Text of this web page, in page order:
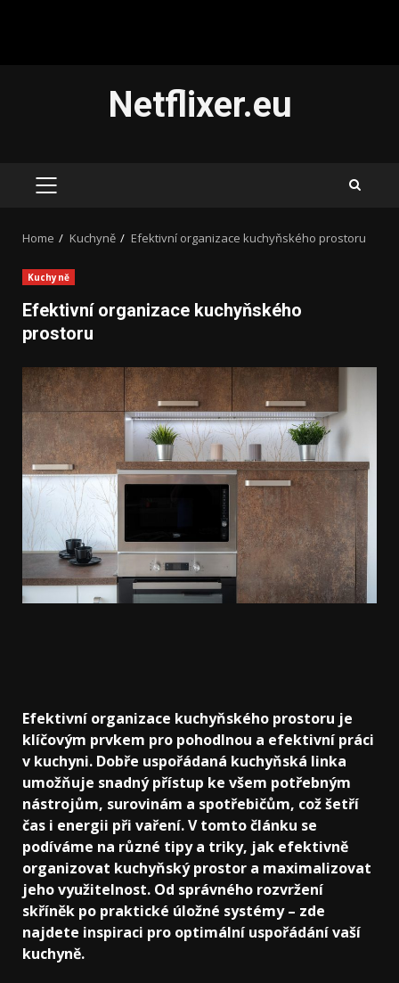
Netflixer.eu
PRIMARY
Home Kuchyně Efektivní organizace kuchyňského prostoru
Kuchyně
Efektivní organizace kuchyňského
prostoru
Efektivní organizace kuchyňského prostoru je
klíčovým prvkem pro pohodlnou a efektivní práci
v kuchyni. Dobře uspořádaná kuchyňská linka
umožňuje snadný přístup ke všem potřebným
nástrojům, surovinám a spotřebičům, což šetří
čas i energii při vaření. V tomto článku se
podíváme na různé tipy a triky, jak efektivně
organizovat kuchyňský prostor a maximalizovat
jeho využitelnost. Od správného rozvržení
skříněk po praktické úložné systémy – zde
najdete inspiraci pro optimální uspořádání vaší
kuchyně.